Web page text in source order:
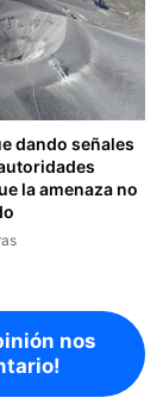
dando señales
la amenaza no
nos